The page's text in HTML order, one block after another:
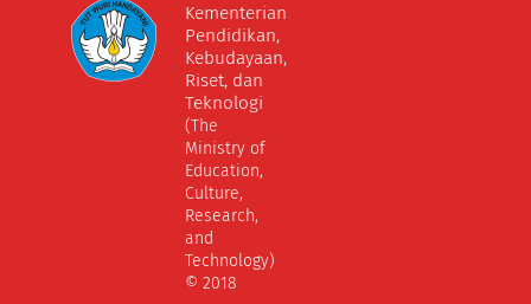
Kementerian
Pendidikan,
Kebudayaan,
Riset, dan
Teknologi
(The
Ministry of
Education,
Culture,
Research,
and
Technology)
© 2018